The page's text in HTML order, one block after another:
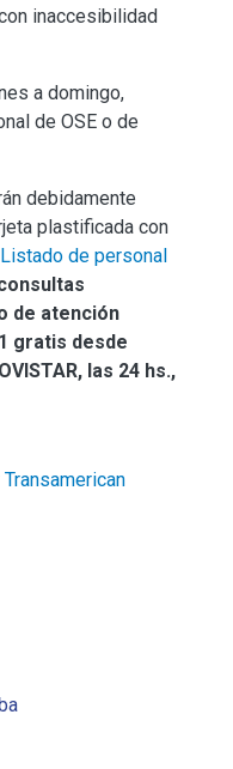
inaccesibilidad
a domingo,
de OSE o de
debidamente
plastificada con
Listado de personal
de atención
gratis desde
las 24 hs.,